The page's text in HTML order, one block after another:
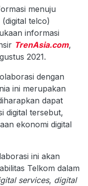
menuju
telco)
informasi
TrenAsia.com,
2021.
dengan
ini merupakan
dapat
digital tersebut,
ekonomi digital
ini akan
Telkom dalam
services, digital